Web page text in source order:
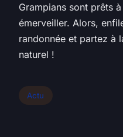
Grampians sont prêts
émerveiller. Alors,
randonnée et partez à
naturel !
Actu